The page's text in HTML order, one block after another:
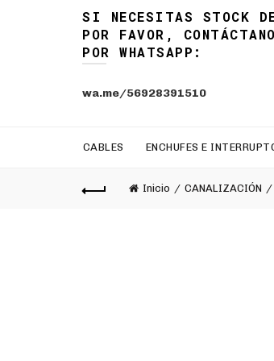
SI NECESITAS STOCK
POR FAVOR,
POR WHATSAPP:
wa.me/56928391510
CABLES ENCHUFES E
Inicio CANALIZACIÓN